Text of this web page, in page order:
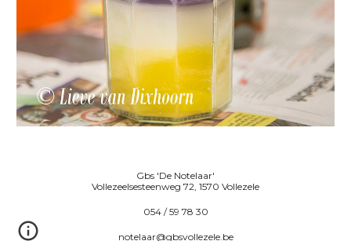
Gbs 'De Notelaar'
Vollezeelsesteenweg 72, 1570 Vollezele
054 / 59 78 30
notelaar@gbsvollezele.be